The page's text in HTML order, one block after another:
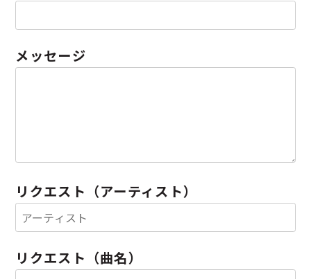
メッセージ
リクエスト（アーティスト）
リクエスト（曲名）